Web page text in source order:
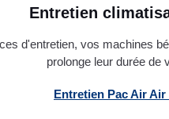
Entretien
d'entretien, vos machines
prolonge leur durée de
Entretien Pac Air Air